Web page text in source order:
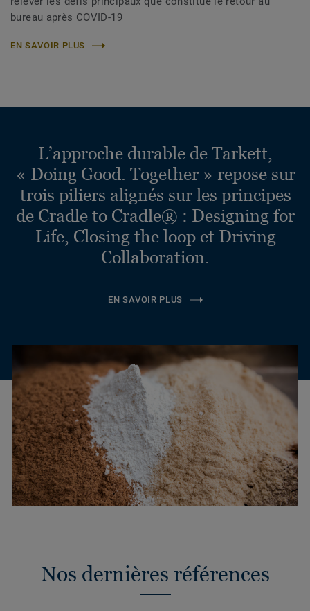
bureau après COVID-19
EN SAVOIR PLUS
L’approche durable de Tarkett,
« Doing Good. Together » repose sur
trois piliers alignés sur les principes
de Cradle to Cradle® : Designing for
Life, Closing the loop et Driving
Collaboration.
EN SAVOIR PLUS
Nos dernières références